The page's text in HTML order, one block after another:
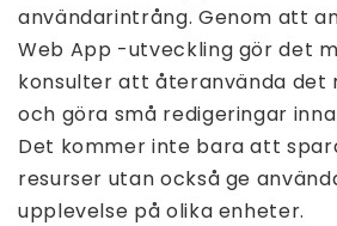
användarintrång. Genom att
Web App -utveckling gör det
konsulter att återanvända det
och göra små redigeringar
Det kommer inte bara att
resurser utan också ge
upplevelse på olika enheter.